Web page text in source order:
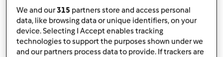
podziel się przepisem
Stwórz wariant
We and our315 partners store and access personal
data, like browsing data or unique identifiers, on your
device. Selecting I Accept enables tracking
technologies to support the purposes shown under we
and our partners process data to provide. If trackers are